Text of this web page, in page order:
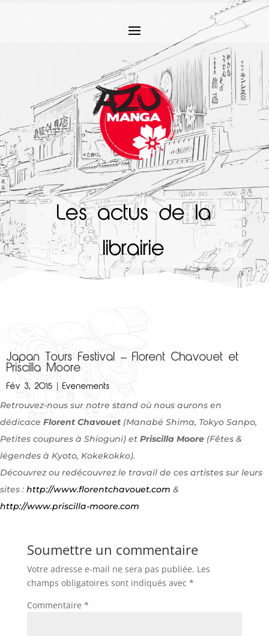
Les actus de la
librairie
Japan Tours Festival – Florent Chavouet et
Priscilla Moore
Fév 3, 2015 |Evenements
Retrouvez-nous sur notre stand où nous aurons en
dédicace Florent Chavouet (Manabé Shima, Tokyo Sanpo,
Petites coupures à Shioguni) et Priscilla Moore (Fêtes &
légendes à Kyoto, Kokekokko).
Découvrez ou redécouvrez le travail de ces artistes sur leurs
sites : http://www.florentchavouet.com &
http://www.priscilla-moore.com
Soumettre un commentaire
Votre adresse e-mail ne sera pas publiée. Les
champs obligatoires sont indiqués avec *
Commentaire *